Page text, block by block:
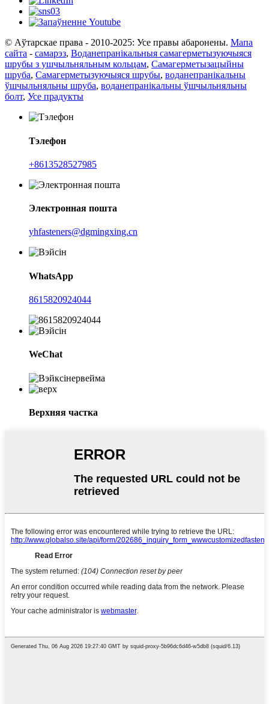
© Аўтарскае права - 2010-2025: Усе правы абаронены. Мапа
сайта - самарэз, Воданепранікальныя самагерметызуючыяся
шрубы з ушчыльняльным кольцам, Самагерметызацыйны
шруба, Самагерметызуючыяся шрубы, воданепранікальны
ўшчыльняльны шруба, воданепранікальны ўшчыльняльны
болт, Усе прадукты
Тэлефон
+8613528527985
Электронная пошта
yhfasteners@dgmingxing.cn
WhatsApp
8615820924044
WeChat
Верхняя частка